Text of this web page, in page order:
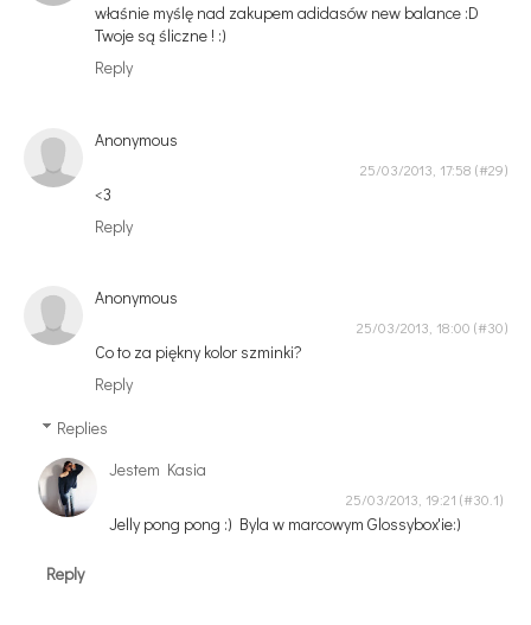
właśnie myślę nad zakupem adidasów new balance :D
Twoje są śliczne ! :)
Reply
Anonymous
25/03/2013, 17:58
<3
Reply
Anonymous
25/03/2013, 18:00
Co to za piękny kolor szminki?
Reply
Replies
Jestem Kasia
25/03/2013, 19:21
Jelly pong pong :) Byla w marcowym Glossybox'ie:)
Reply